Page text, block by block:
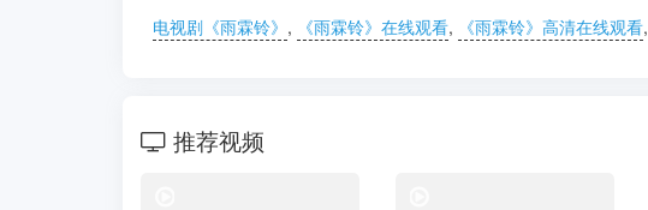
电视剧《雨霖铃》 , 《雨霖铃》在线观看, 《雨霖铃》高清在线观看,
推荐视频